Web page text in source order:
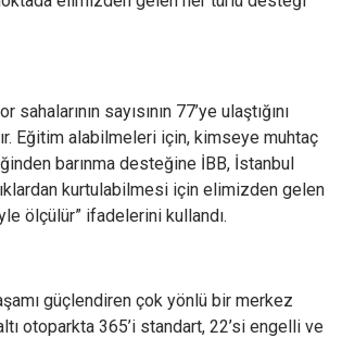
sayısının 77’ye ulaştığını
Eğitim alabilmeleri için, kimseye muhtaç
barınma desteğine İBB, İstanbul
kurtulabilmesi için elimizden gelen
ölçülür” ifadelerini kullandı.
güçlendiren çok yönlü bir merkez
otoparkta 365’i standart, 22’si engelli ve